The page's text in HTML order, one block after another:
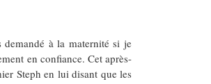
à la maternité si je
en confiance. Cet après-
Steph en lui disant que les